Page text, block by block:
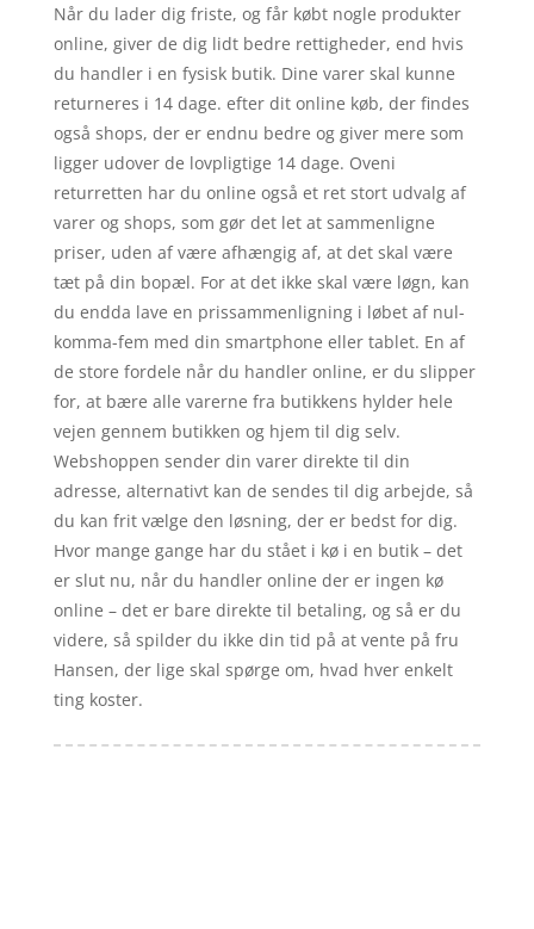
Når du lader dig friste, og får købt nogle produkter
online, giver de dig lidt bedre rettigheder, end hvis
du handler i en fysisk butik. Dine varer skal kunne
returneres i 14 dage. efter dit online køb, der findes
også shops, der er endnu bedre og giver mere som
ligger udover de lovpligtige 14 dage. Oveni
returretten har du online også et ret stort udvalg af
varer og shops, som gør det let at sammenligne
priser, uden af være afhængig af, at det skal være
tæt på din bopæl. For at det ikke skal være løgn, kan
du endda lave en prissammenligning i løbet af nul-
komma-fem med din smartphone eller tablet. En af
de store fordele når du handler online, er du slipper
for, at bære alle varerne fra butikkens hylder hele
vejen gennem butikken og hjem til dig selv.
Webshoppen sender din varer direkte til din
adresse, alternativt kan de sendes til dig arbejde, så
du kan frit vælge den løsning, der er bedst for dig.
Hvor mange gange har du stået i kø i en butik – det
er slut nu, når du handler online der er ingen kø
online – det er bare direkte til betaling, og så er du
videre, så spilder du ikke din tid på at vente på fru
Hansen, der lige skal spørge om, hvad hver enkelt
ting koster.